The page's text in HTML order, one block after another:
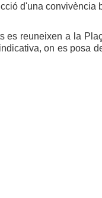
d'una convivència
es reuneixen a la
on es posa